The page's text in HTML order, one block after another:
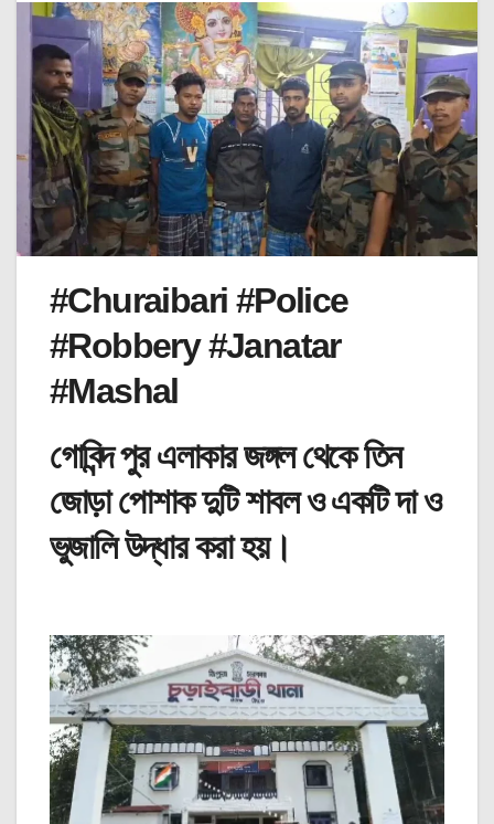
#Churaibari #Police
#Robbery #Janatar
#Mashal
গোবিন্দ পুর এলাকার জঙ্গল থেকে তিন
জোড়া পোশাক দুটি শাবল ও একটি দা ও
ভুজালি উদ্ধার করা হয়।